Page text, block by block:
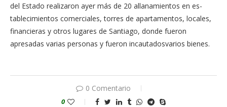
del Estado realizaron ayer más de 20 allanamientos en es­
tablecimientos comer­ciales, torres de aparta­mentos, locales,
finan­cieras y otros lugares de Santiago, donde fueron
apresadas varias perso­nas y fueron incautados­varios bienes.
0 Comentario
0